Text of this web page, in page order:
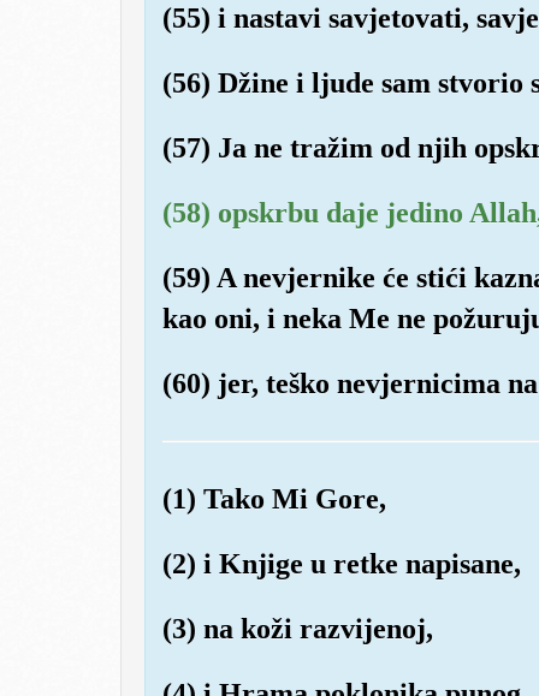
(55) i nastavi savjetovati,
(56) Džine i ljude sam stvorio
(57) Ja ne tražim od njih
(58) opskrbu daje jedino
(59) A nevjernike će stići
kao oni, i neka Me ne
(60) jer, teško nevjernicima
(1) Tako Mi Gore,
(2) i Knjige u retke napisane,
(3) na koži razvijenoj,